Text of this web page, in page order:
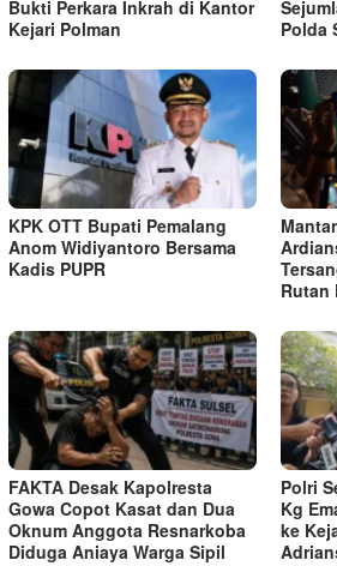
Bukti Perkara Inkrah di Kantor
Kejari Polman
Polda
KPK OTT Bupati Pemalang
Anom Widiyantoro Bersama
Kadis PUPR
Rutan
FAKTA Desak Kapolresta
Gowa Copot Kasat dan Dua
Oknum Anggota Resnarkoba
Diduga Aniaya Warga Sipil
Polri
Kg
ke